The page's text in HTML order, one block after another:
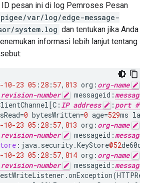
ID pesan ini di log Pemroses Pesan
var/log/edge-message-
system.log dan tentukan jika Anda
informasi lebih lanjut tentang
10-23 05 : 28 : 57, 813 org : org-name
revision-number messageid :
[C : IP address : port #
=0 bytesWritten=0 age=529ms
10-23 05 : 28 : 57, 813 org : org-name
revision-number messageid :
: java . security.KeyStore@52de60d9
10-23 05 : 28 : 57, 814 org : org-name
revision-number messageid :
.onException(